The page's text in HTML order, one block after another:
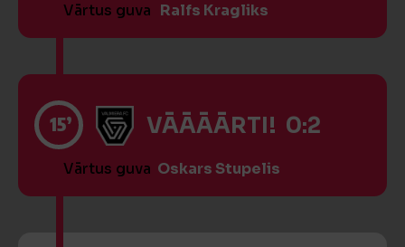
Vārtus guva Ralfs Kragliks
15’ VĀĀĀĀRTI! 0:2
Vārtus guva Oskars Stupelis